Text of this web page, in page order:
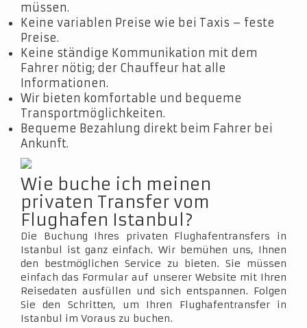
müssen.
Keine variablen Preise wie bei Taxis – feste
Preise.
Keine ständige Kommunikation mit dem
Fahrer nötig; der Chauffeur hat alle
Informationen.
Wir bieten komfortable und bequeme
Transportmöglichkeiten.
Bequeme Bezahlung direkt beim Fahrer bei
Ankunft.
Wie buche ich meinen
privaten Transfer vom
Flughafen Istanbul?
Die Buchung Ihres privaten Flughafentransfers in
Istanbul ist ganz einfach. Wir bemühen uns, Ihnen
den bestmöglichen Service zu bieten. Sie müssen
einfach das Formular auf unserer Website mit Ihren
Reisedaten ausfüllen und sich entspannen. Folgen
Sie den Schritten, um Ihren Flughafentransfer in
Istanbul im Voraus zu buchen.